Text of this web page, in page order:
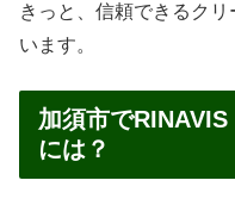
きっと、信頼できるク
います。
加須市で
には？